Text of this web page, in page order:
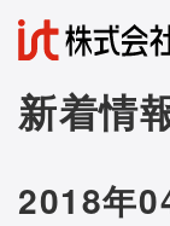
新着情
2018年